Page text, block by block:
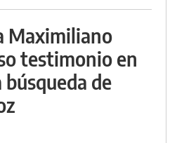
Maximiliano
testimonio en
búsqueda de